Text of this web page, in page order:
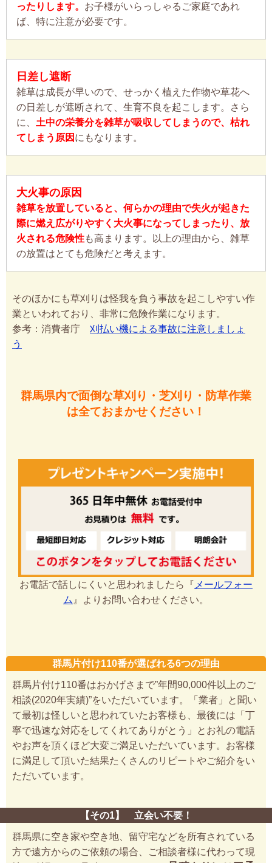
ったりします。 お子様がいらっしゃるご家庭であれ
ば、特に注意が必要です。
日差し遮断
雑草は成長が早いので、せっかく植えた作物や草花へ
の日差しが遮断されて、生育不良を起こします。さら
に、 土中の栄養分を雑草が吸収してしまうので、枯れ
てしまう原因 にもなります。
大火事の原因
雑草を放置していると、何らかの理由で失火が起きた
際に燃え広がりやすく大火事になってしまったり、放
火される危険性も高まります。以上の理由から、雑草
の放置はとても危険だと考えます。
そのほかにも草刈りは怪我を負う事故を起こしやすい作
業といわれており、非常に危険作業になります。
参考：消費者庁 刈払い機による事故に注意しましょ
う
群馬県内で面倒な草刈り・芝刈り・防草作業
は全ておまかせください！
お電話で話しにくいと思われましたら『 メールフォー
ム 』よりお問い合わせください。
群馬片付け110番が選ばれる6つの理由
群馬片付け110番はおかげさまで”年間90,000件以上のご
相談(2020年実績)”をいただいています。「業者」と聞い
て最初は怪しいと思われていたお客様も、最後には「丁
寧で迅速な対応をしてくれてありがとう」とお礼の電話
やお声を頂くほど大変ご満足いただいています。お客様
に満足して頂いた結果たくさんのリピートやご紹介をい
ただいています。
【その1】 立会い不要！
群馬県に空き家や空き地、留守宅などを所有されている
方で遠方からのご依頼の場合、ご相談者様に代わって現